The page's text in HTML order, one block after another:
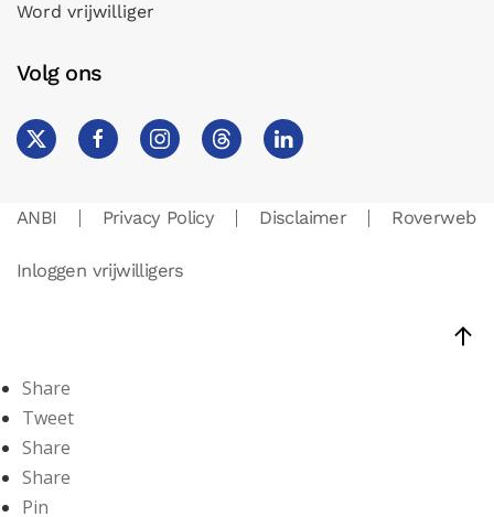
Word vrijwilliger
Volg ons
ANBI Privacy Policy Disclaimer Roverweb
Inloggen vrijwilligers
Share
Tweet
Share
Share
Pin